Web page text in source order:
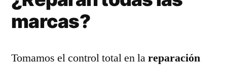
marcas?
Tomamos el control total en lareparación